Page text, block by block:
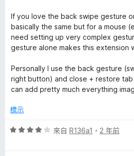
If you love the back swipe gesture
basically the same but for a mouse
need setting up very complex
gesture alone makes this extension
Personally I use the back gesture
right button) and close + restore
can add pretty much everything
標示
評
來自 R136a1 ， 2 年前